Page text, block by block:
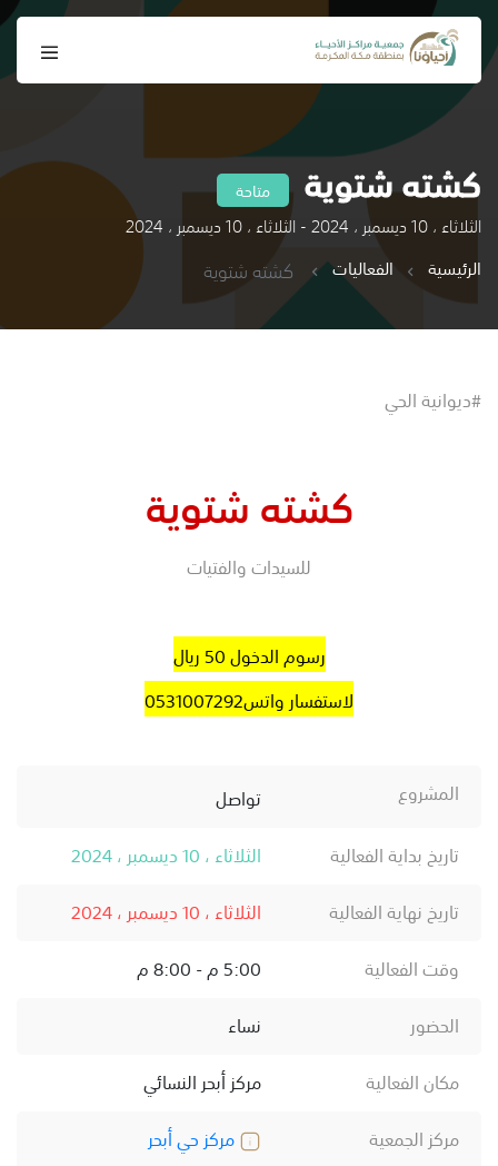
كشته شتوية متاحة
الثلاثاء ، 10 ديسمبر ، 2024 - الثلاثاء ، 10 ديسمبر ، 2024
الرئيسية
الفعاليات كشته شتوية
#ديوانية الحي
كشته شتوية
للسيدات والفتيات
رسوم الدخول 50 ريال
لاستفسار واتس0531007292
المشروع
تواصل
تاريخ بداية الفعالية
الثلاثاء ، 10 ديسمبر ، 2024
تاريخ نهاية الفعالية
الثلاثاء ، 10 ديسمبر ، 2024
وقت الفعالية
5:00 م - 8:00 م
الحضور
نساء
مكان الفعالية
مركز أبحر النسائي
مركز الجمعية
مركز حي أبحر